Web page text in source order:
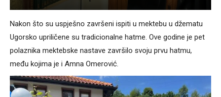
Nakon što su uspješno završeni ispiti u mektebu u džematu
Ugorsko upriličene su tradicionalne hatme. Ove godine je pet
polaznika mektebske nastave završilo svoju prvu hatmu,
među kojima je i Amna Omerović.